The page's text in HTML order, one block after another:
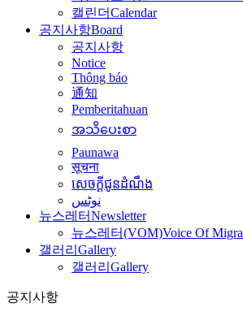
캘린더Calendar
공지사항Board
공지사항
Notice
Thông báo
通知
Pemberitahuan
အသိပေးစာ
Paunawa
सूचना
សេចក្តីជូនដំណឹង
نوٹس
뉴스레터Newsletter
뉴스레터(VOM)Voice Of
갤러리 Gallery
갤러리 Gallery
공지사항